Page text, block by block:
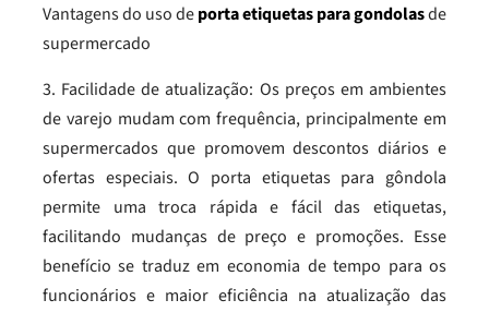
Vantagens do uso deporta etiquetas para gondolasde
supermercado
3. Facilidade de atualização: Os preços em ambientes
de varejo mudam com frequência, principalmente em
supermercados que promovem descontos diários e
ofertas especiais. O porta etiquetas para gôndola
permite uma troca rápida e fácil das etiquetas,
facilitando mudanças de preço e promoções. Esse
benefício se traduz em economia de tempo para os
funcionários e maior eficiência na atualização das